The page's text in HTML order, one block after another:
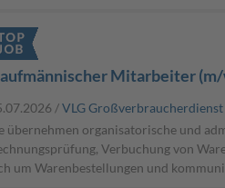
Mitarbeiter
/VLG Großverbraucherdienst
übernehmen organisatorische und
Verbuchung von
um Warenbestellungen und